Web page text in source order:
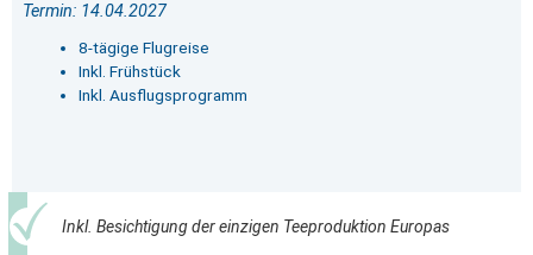
Termin: 14.04.2027
8-tägige Flugreise
Inkl. Frühstück
Inkl. Ausflugsprogramm
Inkl. Besichtigung der einzigen Teeproduktion Europas